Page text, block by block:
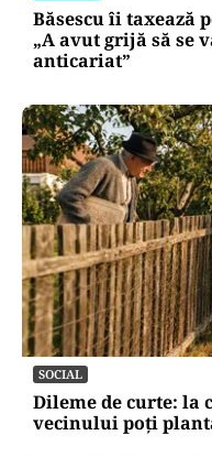
Băsescu îi taxează
„A avut grijă să se
anticariat”
SOCIAL
Dileme de curte: la
vecinului poți